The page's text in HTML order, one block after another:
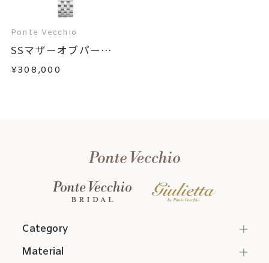
刻印字体
Ponte Vecchio
SSマザーオブパー
ル...
¥308,000
Category
Material